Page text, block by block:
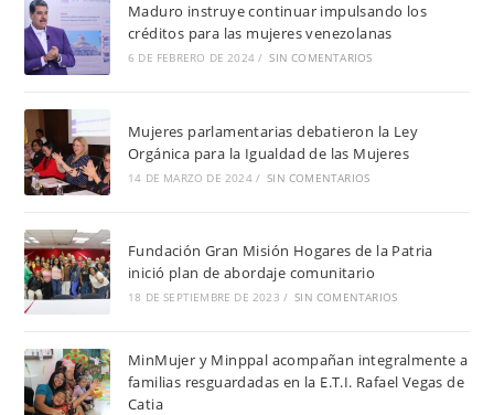
Maduro instruye continuar impulsando los
créditos para las mujeres venezolanas
6 DE FEBRERO DE 2024 / SIN COMENTARIOS
Mujeres parlamentarias debatieron la Ley
Orgánica para la Igualdad de las Mujeres
14 DE MARZO DE 2024 / SIN COMENTARIOS
Fundación Gran Misión Hogares de la Patria
inició plan de abordaje comunitario
18 DE SEPTIEMBRE DE 2023 / SIN COMENTARIOS
MinMujer y Minppal acompañan integralmente a
familias resguardadas en la E.T.I. Rafael Vegas de
Catia